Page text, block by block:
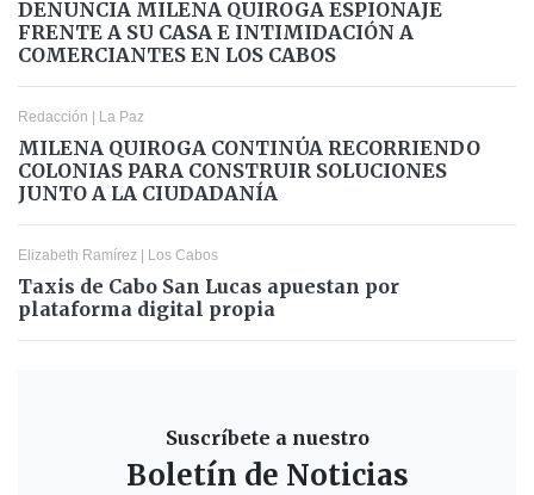
DENUNCIA MILENA QUIROGA ESPIONAJE
FRENTE A SU CASA E INTIMIDACIÓN A
COMERCIANTES EN LOS CABOS
Redacción | La Paz
MILENA QUIROGA CONTINÚA RECORRIENDO
COLONIAS PARA CONSTRUIR SOLUCIONES
JUNTO A LA CIUDADANÍA
Elizabeth Ramírez | Los Cabos
Taxis de Cabo San Lucas apuestan por
plataforma digital propia
Suscríbete a nuestro
Boletín de Noticias